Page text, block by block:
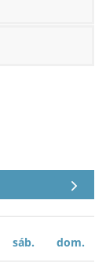
sáb. dom.